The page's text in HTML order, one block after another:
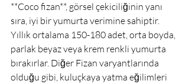
**Coco fizan**, görsel çekiciliğinin yanı
sıra, iyi bir yumurta verimine sahiptir.
Yıllık ortalama 150-180 adet, orta boyda,
parlak beyaz veya krem renkli yumurta
bırakırlar. Diğer Fizan varyantlarında
olduğu gibi, kuluçkaya yatma eğilimleri